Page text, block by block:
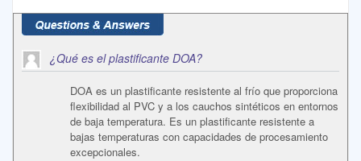
¿Qué es el plastificante DOA?
DOA es un plastificante resistente al frío que proporciona
flexibilidad al PVC y a los cauchos sintéticos en entornos
de baja temperatura. Es un plastificante resistente a
bajas temperaturas con capacidades de procesamiento
excepcionales.